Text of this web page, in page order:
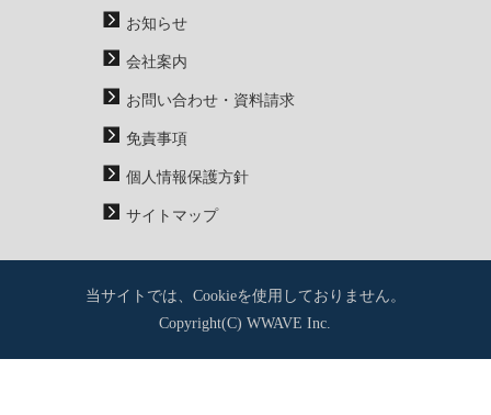
お知らせ
会社案内
お問い合わせ・資料請求
免責事項
個人情報保護方針
サイトマップ
当サイトでは、Cookieを使用しておりません。
Copyright(C) WWAVE Inc.